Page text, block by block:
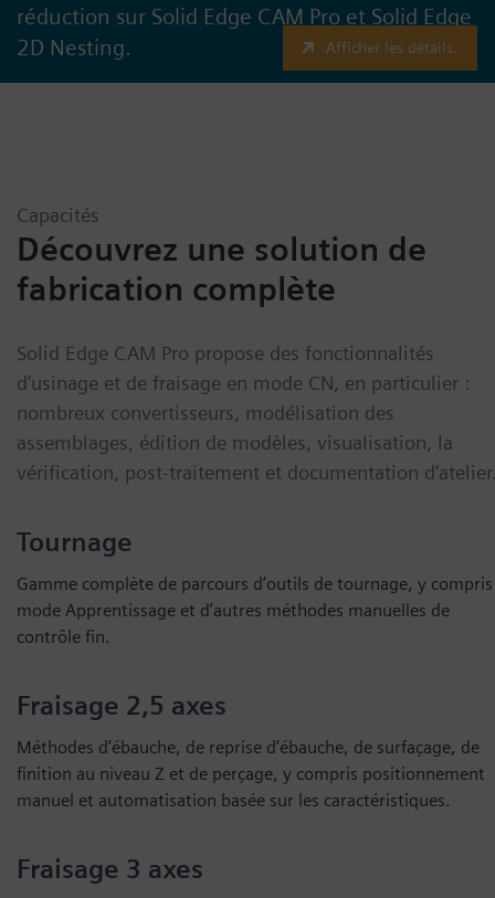
réduction sur Solid Edge CAM Pro et Solid Edge
2D Nesting.
Afficher les détails.
Capacités
Découvrez une solution de
fabrication complète
Solid Edge CAM Pro propose des fonctionnalités
d’usinage et de fraisage en mode CN, en particulier :
nombreux convertisseurs, modélisation des
assemblages, édition de modèles, visualisation, la
vérification, post-traitement et documentation
Tournage
Gamme complète de parcours d’outils de tournage, y
mode Apprentissage et d’autres méthodes manuelles de
contrôle fin.
Fraisage 2,5 axes
Méthodes d’ébauche, de reprise d’ébauche, de surfaçage, de
finition au niveau Z et de perçage, y compris positionnement
manuel et automatisation basée sur les caractéristiques.
Fraisage 3 axes